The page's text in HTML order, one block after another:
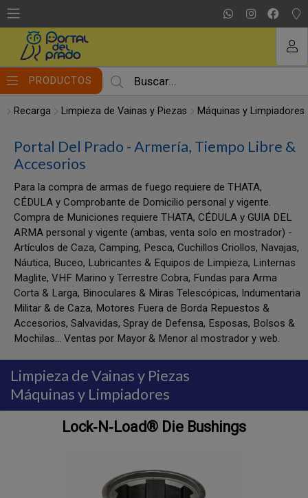
PRODUCTOS
Recarga Limpieza de Vainas y Piezas Máquinas y Limpiadores
Portal Del Prado - Armería, Tiempo Libre &
Accesorios
Para la compra de armas de fuego requiere de THATA,
CÉDULA y Comprobante de Domicilio personal y vigente.
Compra de Municiones requiere THATA, CÉDULA y GUIA DEL
ARMA personal y vigente (ambas, venta solo en mostrador) -
Artículos de Caza, Camping, Pesca, Cuchillos Criollos, Navajas,
Náutica, Buceo, Lubricantes & Equipos de Limpieza, Linternas
Maglite, VHF Marino y Terrestre Cobra, Fundas para Arma
Corta & Larga, Binoculares & Miras Telescópicas, Indumentaria
Militar & de Caza, Motores Fuera de Borda Repuestos &
Accesorios, Salvavidas, Spray de Defensa, Esposas, Bolsos &
Mochilas... Ventas por Mayor & Menor al mostrador y web.
Limpieza de Vainas y Piezas
Máquinas y Limpiadores
Lock‑N‑Load® Die Bushings